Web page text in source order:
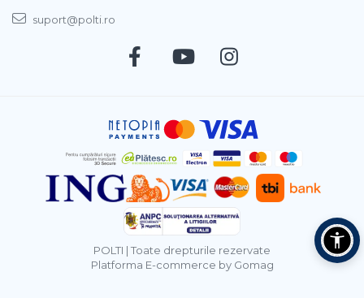
suport@polti.ro
POLTI | Toate drepturile rezervate
Platforma E-commerce by Gomag